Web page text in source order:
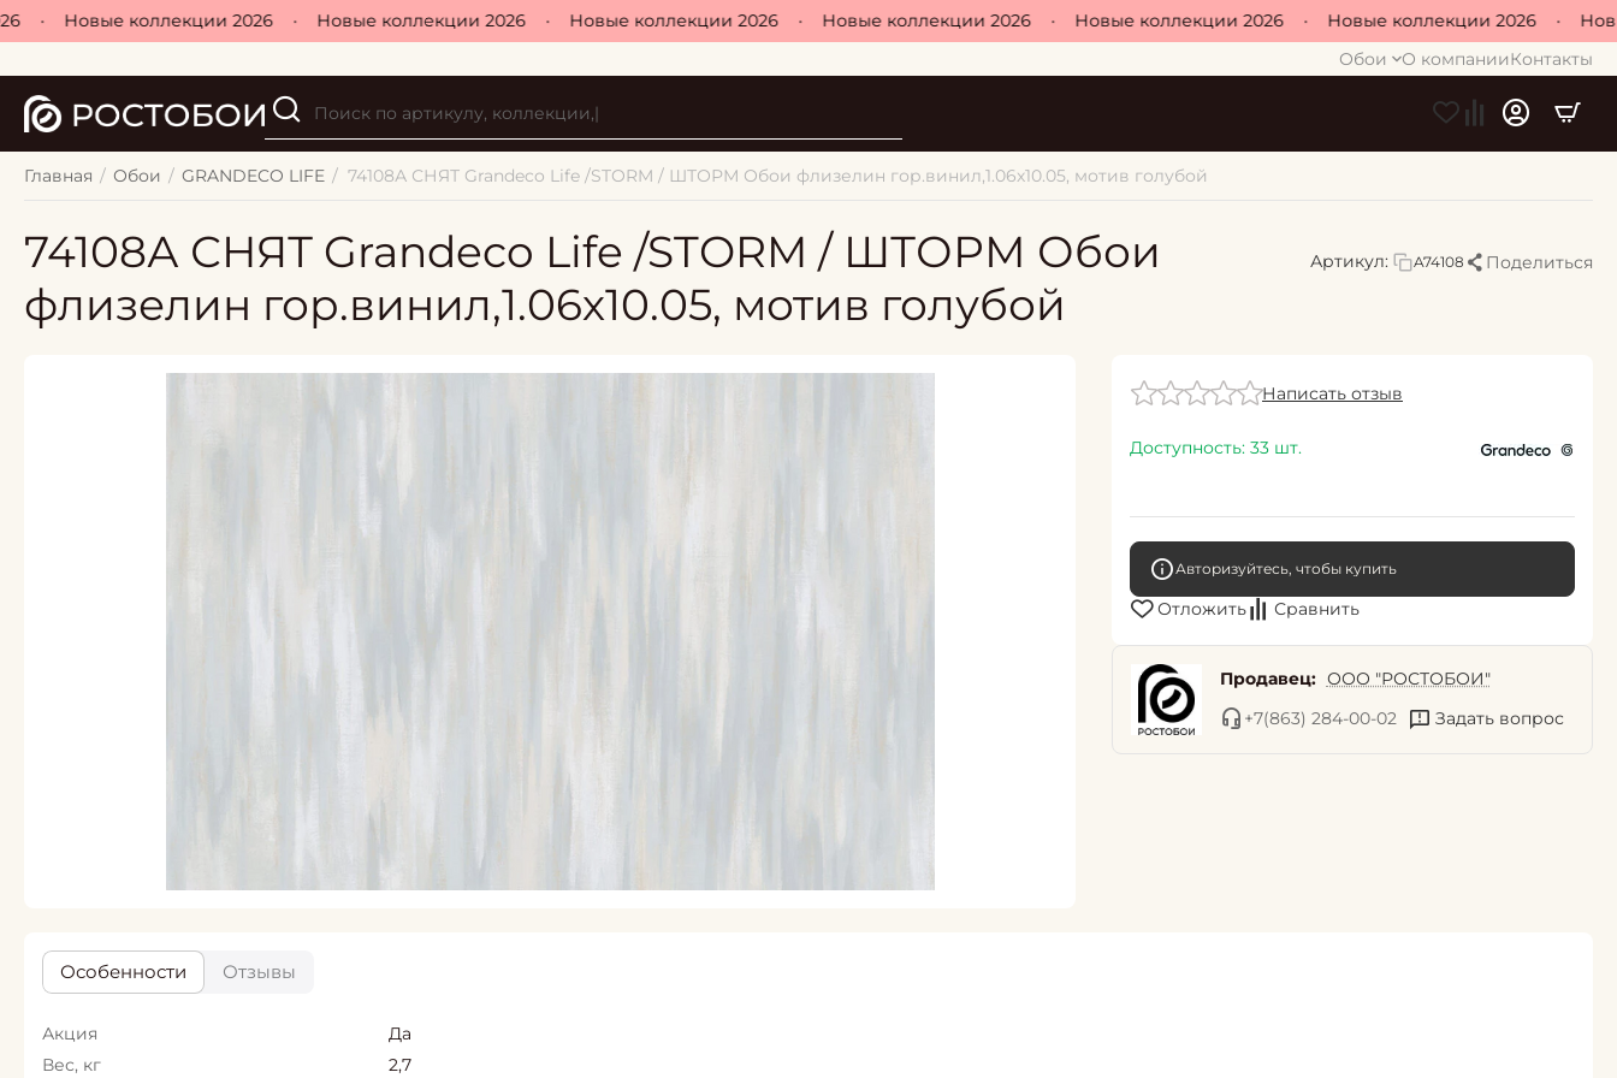
Новые коллекции 2026 Новые коллекции 2026 Новые коллекции 2026 Новые коллекции 2026 Новые коллекции 2026 Новые коллекции 2026
Обои
О компанииКонтакты
Главная / Обои / GRANDECO LIFE / 74108А СНЯТ Grandeco Life /STORM / ШТОРМ Обои флизелин гор.винил,1.06х10.05, мотив голубой
74108А СНЯТ Grandeco Life /STORM / ШТОРМ Обои
флизелин гор.винил,1.06х10.05, мотив голубой
Артикул: A74108 Поделиться
Написать отзыв
Доступность: 33 шт.
Авторизуйтесь, чтобы купить
Отложить Сравнить
Продавец: ООО "РОСТОБОИ"
+7(863) 284-00-02
Задать вопрос
Особенности Отзывы
Акция
Да
Вес, кг
2,7